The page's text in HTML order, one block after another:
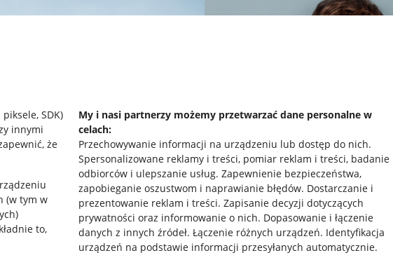
piksele, SDK)
innymi
że
(w tym w
to,
My i nasi partnerzy możemy przetwarzać dane personalne w
celach:
Przechowywanie informacji na urządzeniu lub dostęp do nich.
Spersonalizowane reklamy i treści, pomiar reklam i treści, badanie
odbiorców i ulepszanie usług. Zapewnienie bezpieczeństwa,
zapobieganie oszustwom i naprawianie błędów. Dostarczanie i
prezentowanie reklam i treści. Zapisanie decyzji dotyczących
prywatności oraz informowanie o nich. Dopasowanie i łączenie
danych z innych źródeł. Łączenie różnych urządzeń. Identyfikacja
urządzeń na podstawie informacji przesyłanych automatycznie.
Pobierz aplikację